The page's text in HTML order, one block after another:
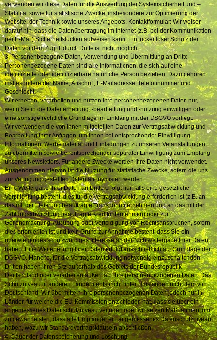
verwenden wir diese Daten für die Auswertung der Systemsicherheit und –
Stabilität sowie für statistische Zwecke, insbesondere zur Optimierung der
Website, der Technik sowie unseres Angebots. Kontaktformular: Wir weisen
darauf hin, dass die Datenübertragung im Internet (z.B. bei der Kommunikation
per E-Mail) Sicherheitslücken aufweisen kann. Ein lückenloser Schutz der
Daten vor dem Zugriff durch Dritte ist nicht möglich.
3. Personenbezogene Daten, Verwendung und Übermittlung an Dritte
Personenbezogene Daten sind alle Informationen, die sich auf eine
identifizierte oder identifizierbare natürliche Person beziehen. Dazu gehören
insbesondere der Name, Anschrift, E-Mailadresse, Telefonnummer und
Geschlecht.
Wir erheben, verarbeiten und nutzen Ihre personenbezogenen Daten nur,
wenn Sie in die Datenerhebung, -bearbeitung und -nutzung einwilligen oder
eine sonstige rechtliche Grundlage im Einklang mit der DSGVO vorliegt.
Wir verwenden die von Ihnen mitgeteilten Daten zur Vertragsabwicklung und
Bearbeitung Ihrer Anfragen, um Ihnen bei entsprechender Einwilligung
Informationen, Werbematerial und Einladungen zu unseren Veranstaltungen
zu übermitteln sowie bei entsprechender separater Einwilligung zum Empfang
unseres Newsletters. Für andere Zwecke werden Ihre Daten nicht verwendet.
Ausgenommen hiervon ist die Nutzung für statistische Zwecke, sofern die uns
zur Verfügung gestellten Daten anonymisiert werden.
Eine Weitergabe Ihrer Daten an Dritte erfolgt nur, falls eine gesetzliche
Verpflichtung besteht, dies für die Vertragsabwicklung erforderlich ist (z.B. an
das mit der Lieferung beauftragte Transportunternehmen und an das mit der
Zahlungsabwicklung beauftragte Kreditunternehmen) oder zur
Geltendmachung, Ausübung oder Verteidigung von Rechtsansprüchen, sofern
dies erforderlich ist und kein Grund zur Annahme besteht, dass Sie ein
überwiegendes schutzwürdiges Interesse an der Nichtweitergabe Ihrer Daten
haben. Eine Weiterleitung Ihrer Daten erfolgt ausschließlich auf Grundlage der
DSGVO. Manche, für die Vertragsabwicklung notwendig einzuschaltenden
Dritten haben ihren Sitz außerhalb des Gebiets der Bundesrepublik
Deutschland oder verarbeiten außerhalb Ihre personenbezogenen Daten. Das
Schutzniveau in anderen Ländern entspricht unter Umständen nicht dem von
Deutschland. Wir übermitteln Ihre personenbezogenen Daten jedoch nur in
Länder, für welche die EU-Kommission entschieden hat, dass sie über ein
angemessenes Datenschutzniveau verfügen oder wir setzen Maßnahmen, um
zu gewährleisten, dass alle Empfänger ein angemessenes Datenschutzniveau
haben, wozu wir Standardvertragsklauseln abschließen.
4. Dauer der Datenspeicherung und Löschung